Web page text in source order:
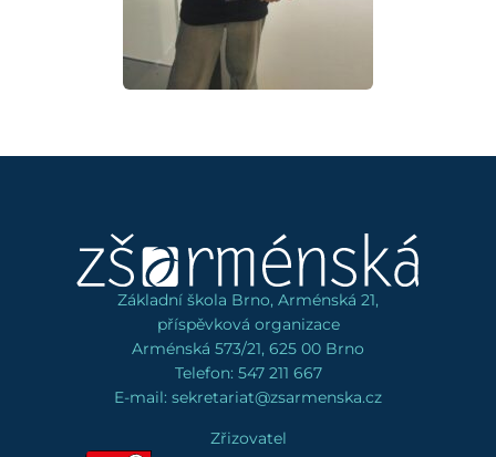
Základní škola Brno, Arménská 21,
příspěvková organizace
Arménská 573/21, 625 00 Brno
Telefon: 547 211 667
E-mail: sekretariat@zsarmenska.cz
Zřizovatel